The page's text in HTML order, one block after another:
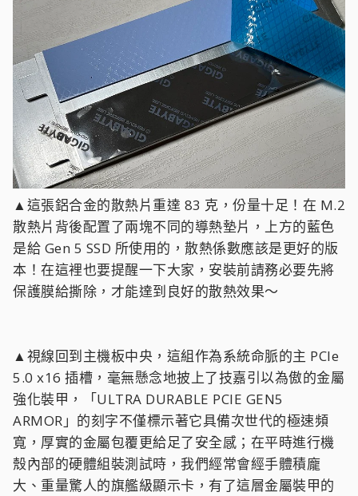
▲這張鋁合金的散熱片重達 83 克，份量十足！在 M.2
散熱片背後配置了兩塊不同的導熱墊片，上方的藍色
是給 Gen 5 SSD 所使用的，散熱係數應該是更好的版
本！在這裡也要提醒一下大家，安裝前請務必要先將
保護膜給撕除，才能達到良好的散熱效果～